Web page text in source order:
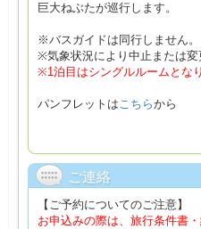
巨大ねぶたが巡行します。
※バスガイドは同行しません。
※気象状況により中止または変
※1泊目はシングルルームとな
パンフレットはこちらから
ご連絡
【ご予約についてのご注意】
お申込みの際は、旅行条件書